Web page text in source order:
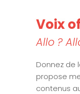
Voix
Allo ?
Donnez de
propose
contenus